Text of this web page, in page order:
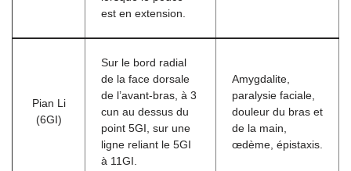
est en extension.
Pian Li
(6GI)
Sur le bord radial
de la face dorsale
de l’avant-bras, à 3
cun au dessus du
point 5GI, sur une
ligne reliant le 5GI
à 11GI.
Amygdalite,
paralysie faciale,
douleur du bras et
de la main,
œdème, épistaxis.